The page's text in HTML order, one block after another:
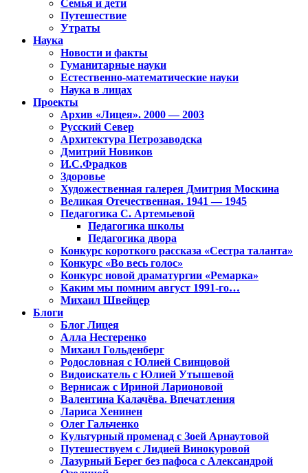
Семья и дети
Путешествие
Утраты
Наука
Новости и факты
Гуманитарные науки
Естественно-математические науки
Наука в лицах
Проекты
Архив «Лицея». 2000 — 2003
Русский Север
Архитектура Петрозаводска
Дмитрий Новиков
И.С.Фрадков
Здоровье
Художественная галерея Дмитрия Москина
Великая Отечественная. 1941 — 1945
Педагогика С. Артемьевой
Педагогика школы
Педагогика двора
Конкурс короткого рассказа «Сестра таланта»
Конкурс «Во весь голос»
Конкурс новой драматургии «Ремарка»
Каким мы помним август 1991-го…
Михаил Швейцер
Блоги
Блог Лицея
Алла Нестеренко
Михаил Гольденберг
Родословная с Юлией Свинцовой
Видоискатель с Юлией Утышевой
Вернисаж с Ириной Ларионовой
Валентина Калачёва. Впечатления
Лариса Хенинен
Олег Гальченко
Культурный променад с Зоей Арнаутовой
Путешествуем с Лидией Винокуровой
Лазурный Берег без пафоса с Александрой